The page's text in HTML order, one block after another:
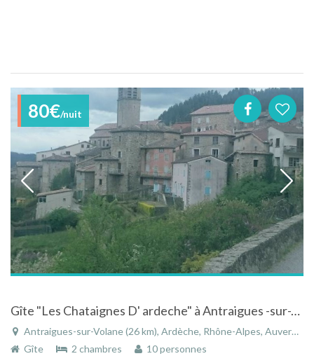
80€/nuit
Gîte "Les Chataignes D' ardeche" à Antraigues -sur-Volane proche de Montélimar
Antraigues-sur-Volane (26 km), Ardèche, Rhône-Alpes, Auvergne-Rhône-Alpes, France
Gîte
2 chambres 10 personnes